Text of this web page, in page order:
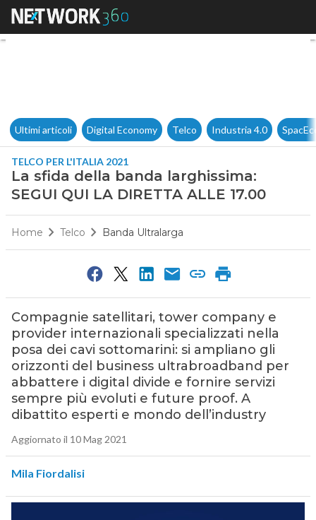
La sfida della banda
Ultimi articoli Digital Economy Telco Industria 4.0
TELCO PER L'ITALIA 2021
La sfida della banda larghissima:
SEGUI QUI LA DIRETTA ALLE 17.00
Home Telco Banda Ultralarga
Compagnie satellitari, tower company e
provider internazionali specializzati nella
posa dei cavi sottomarini: si ampliano gli
orizzonti del business ultrabroadband per
abbattere i digital divide e fornire servizi
sempre più evoluti e future proof. A
dibattito esperti e mondo dell’industry
Aggiornato il 10 Mag 2021
Mila Fiordalisi